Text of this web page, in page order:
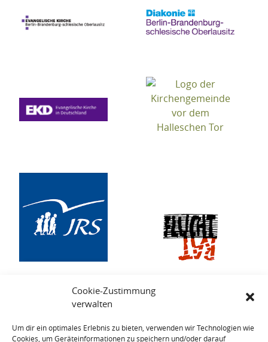
Cookie-Zustimmung
verwalten
Um dir ein optimales Erlebnis zu bieten, verwenden wir Technologien wie
Cookies, um Geräteinformationen zu speichern und/oder darauf